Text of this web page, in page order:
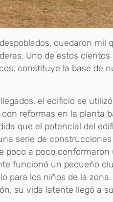
quedaron mil
Uno de estos cientos
constituye la base de
el edificio se
reformas en la planta
que el potencial del
serie de
poco a poco conformaron
funcionó un pequeño
para los niños de la zona.
su vida latente llegó a